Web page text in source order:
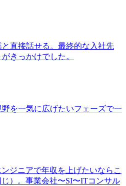
直接話せる。最終的な入社先
きっかけでした。
を一気に広げたいフェーズで一
ジニアで年収を上げたいならこ
）。事業会社〜SI〜ITコンサル